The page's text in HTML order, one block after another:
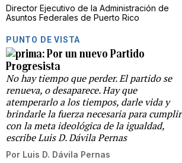
Director Ejecutivo de la Administración de
Asuntos Federales de Puerto Rico
PUNTO DE VISTA
Por un nuevo Partido
Progresista
No hay tiempo que perder. El partido se
renueva, o desaparece. Hay que
atemperarlo a los tiempos, darle vida y
brindarle la fuerza necesaria para cumplir
con la meta ideológica de la igualdad,
escribe Luis D. Dávila Pernas
Por Luis D. Dávila Pernas